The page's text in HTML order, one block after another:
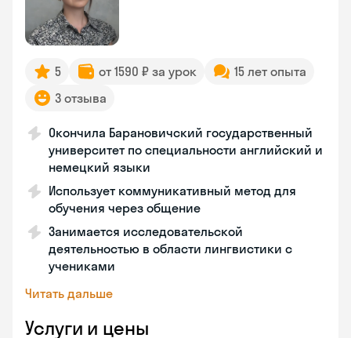
5 от 1590 ₽ за урок
15 лет опыта
3 отзыва
Окончила Барановичский государственный
университет по специальности английский и
немецкий языки
Использует коммуникативный метод для
обучения через общение
Занимается исследовательской
деятельностью в области лингвистики с
учениками
Читать дальше
Услуги и цены